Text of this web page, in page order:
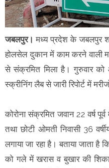
जबलपुर। मध्य प्रदेश के जबलपुर
होलसेल दुकान में काम करने वाली
से संक्रमित मिला है। गुरुवार को
स्क्रीनिंग लैब से जारी रिपोर्ट में
कोरोना संक्रमित जवान 22 वर्ष
तथा छोटी ओमती निवासी 36
लगाया जा रहा है। बताया जाता है
को गले में खरास व बुखार की